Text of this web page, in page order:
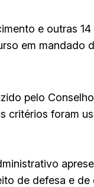
e outras
em mandado
pelo
critérios foram
de defesa e